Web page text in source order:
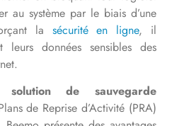
au système par le biais d’une
la sécurité en ligne, il
leurs données sensibles des
solution de sauvegarde
de Reprise d’Activité (PRA)